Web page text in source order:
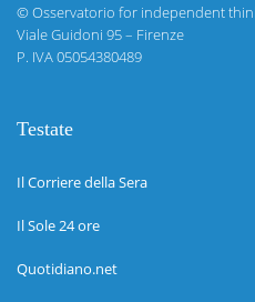
©Osservatorio for independent
Viale Guidoni 95 – Firenze
P. IVA 05054380489
Testate
Il Corriere della Sera
Il Sole 24 ore
Quotidiano.net